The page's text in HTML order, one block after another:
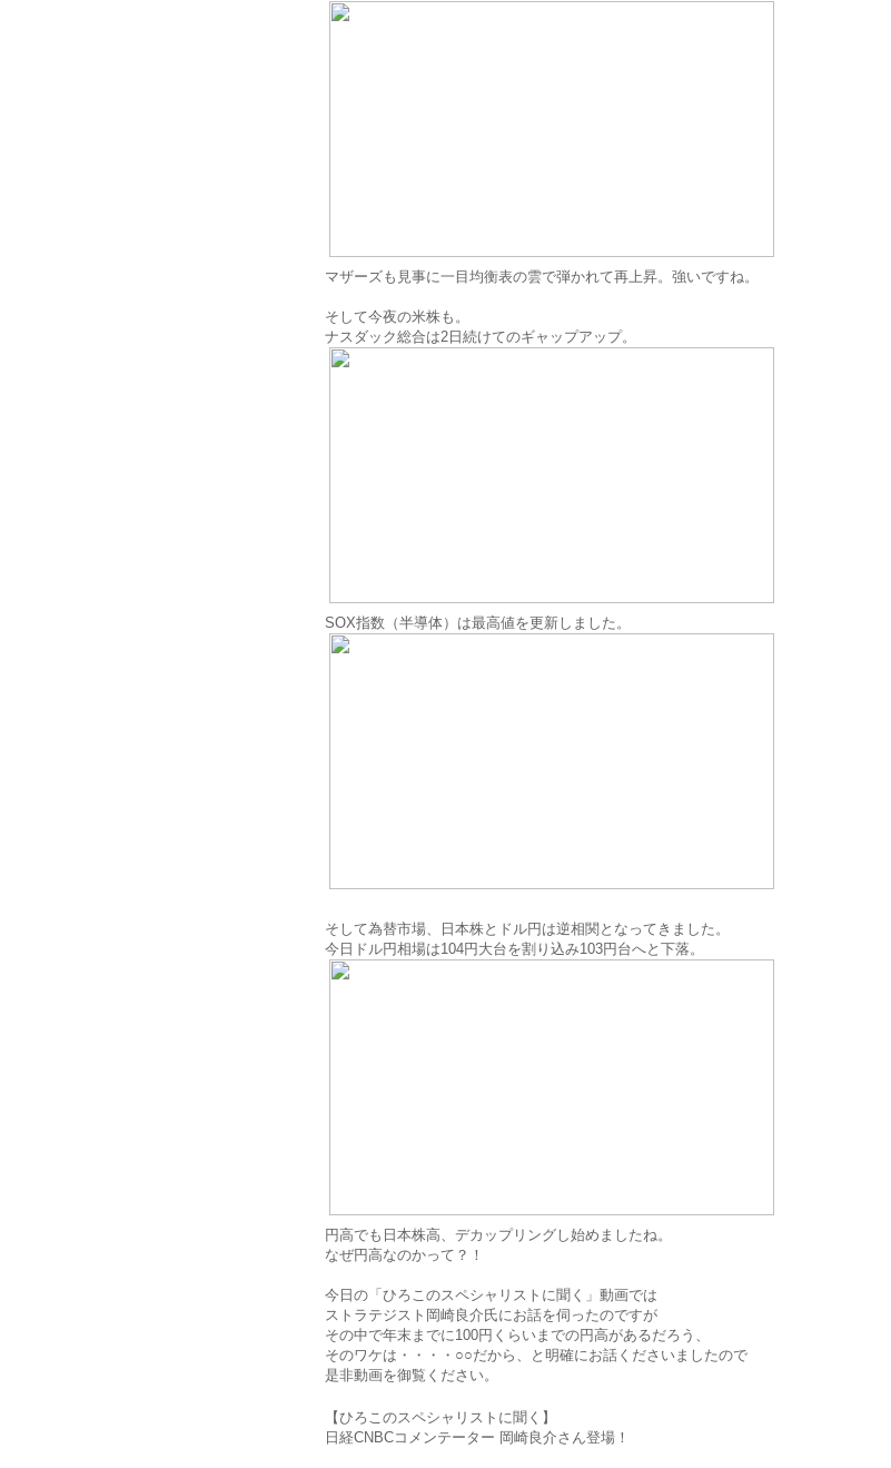
マザーズも見事に一目均衡表の雲で弾かれて再上昇。強いですね。
そして今夜の米株も。
ナスダック総合は2日続けてのギャップアップ。
SOX指数（半導体）は最高値を更新しました。
そして為替市場、日本株とドル円は逆相関となってきました。
今日ドル円相場は104円大台を割り込み103円台へと下落。
円高でも日本株高、デカップリングし始めましたね。
なぜ円高なのかって？！
今日の「ひろこのスペシャリストに聞く」動画では
ストラテジスト岡崎良介氏にお話を伺ったのですが
その中で年末までに100円くらいまでの円高があるだろう、
そのワケは・・・・○○だから、と明確にお話くださいましたので
是非動画を御覧ください。
【ひろこのスペシャリストに聞く】
日経CNBCコメンテーター 岡崎良介さん登場！